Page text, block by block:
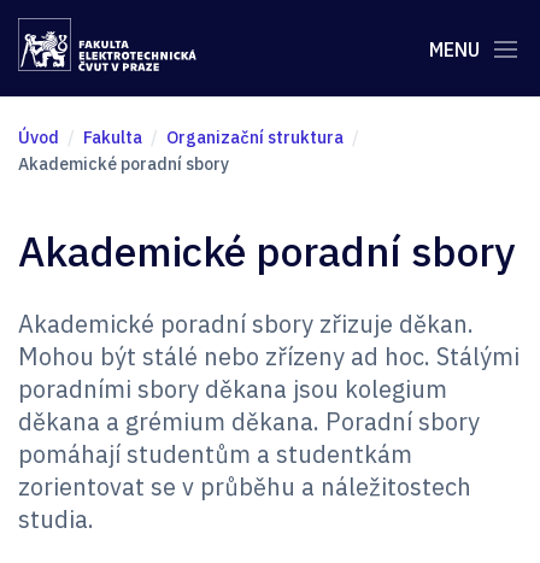
MENU
Úvod Fakulta
Organizační struktura
Akademické poradní sbory
Akademické poradní sbory
Akademické poradní sbory zřizuje děkan.
Mohou být stálé nebo zřízeny ad hoc. Stálými
poradními sbory děkana jsou kolegium
děkana a grémium děkana. Poradní sbory
pomáhají studentům a studentkám
zorientovat se v průběhu a náležitostech
studia.